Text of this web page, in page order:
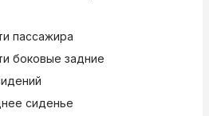
пассажира
боковые задние
сиденье